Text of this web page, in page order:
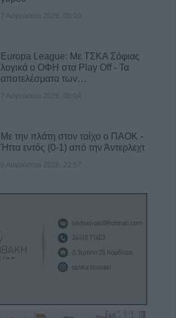
7 Αυγούστου 2026, 00:10
Europa League: Με ΤΣΚΑ Σόφιας
λογικά ο ΟΦΗ στα Play Off - Τα
αποτελέσματα των…
7 Αυγούστου 2026, 00:04
Με την πλάτη στον τοίχο ο ΠΑΟΚ -
Ήττα εντός (0-1) από την Άντερλεχτ
6 Αυγούστου 2026, 22:57